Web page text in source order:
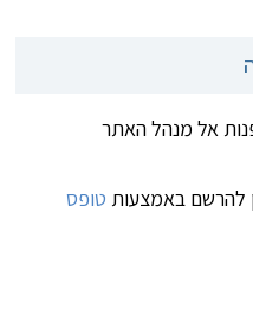
אל מנהל האתר
להרשם באמצעות טופס